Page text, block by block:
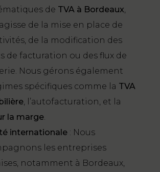
de TVA à Bordeaux,
de la mise en place de
de la modification des
de facturation ou des flux de
Nous gérons également
spécifiques comme la TVA
, l’autofacturation, et la
la marge.
internationale : Nous
les entreprises
notamment à Bordeaux,